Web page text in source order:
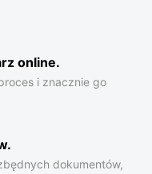
online.
i znacznie go
.
dokumentów,